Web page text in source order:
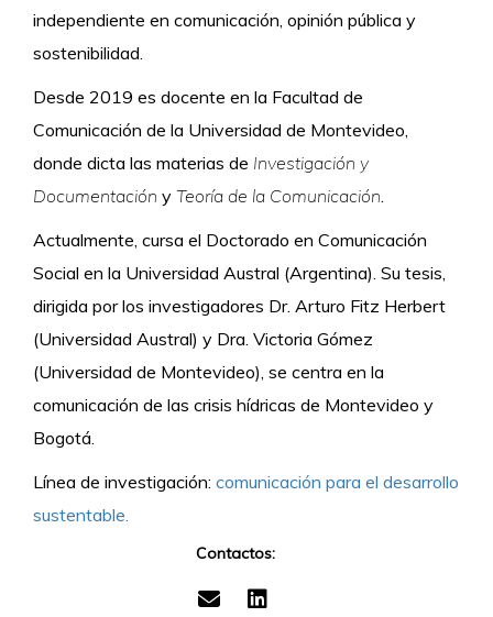
independiente en comunicación, opinión pública y
sostenibilidad.
Desde 2019 es docente en la Facultad de
Comunicación de la Universidad de Montevideo,
donde dicta las materias de Investigación y
Documentación y Teoría de la Comunicación.
Actualmente, cursa el Doctorado en Comunicación
Social en la Universidad Austral (Argentina). Su tesis,
dirigida por los investigadores Dr. Arturo Fitz Herbert
(Universidad Austral) y Dra. Victoria Gómez
(Universidad de Montevideo), se centra en la
comunicación de las crisis hídricas de Montevideo y
Bogotá.
Línea de investigación: comunicación para el desarrollo
sustentable.
Contactos: